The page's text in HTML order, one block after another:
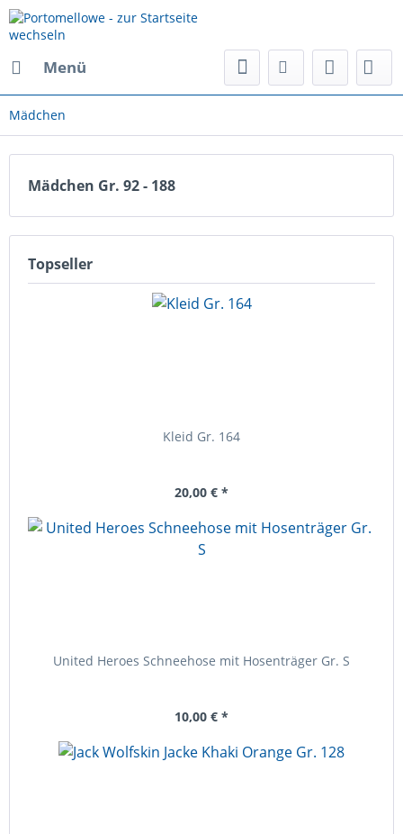
Menü
Mädchen
Mädchen Gr. 92 - 188
Topseller
Kleid Gr. 164
20,00 € *
United Heroes Schneehose mit Hosenträger Gr. S
10,00 € *